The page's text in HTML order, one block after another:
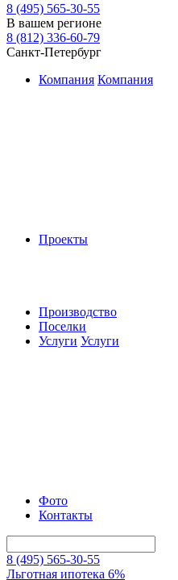
8 (495) 565-30-55
В вашем регионе
8 (812) 336-60-79
Санкт-Петербург
Компания Компания
Проекты
Производство
Поселки
Услуги Услуги
Фото
Контакты
8 (495) 565-30-55
Льготная ипотека 6%